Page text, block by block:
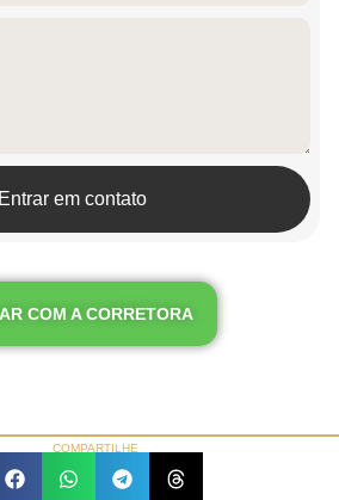
Entrar em contato
COM A CORRETORA
COMPARTILHE